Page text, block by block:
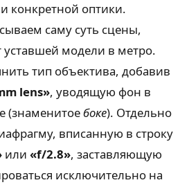
конкретной оптики.
саму суть сцены,
уставшей модели в метро.
тип объектива, добавив
lens», уводящую фон в
(знаменитоебоке). Отдельно
вписанную в строку
или «f/2.8», заставляющую
исключительно на